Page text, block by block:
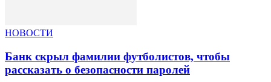
НОВОСТИ
Банк скрыл фамилии футболистов, чтобы
рассказать о безопасности паролей